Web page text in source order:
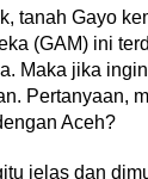
tanah Gayo
(GAM) ini
Maka jika
Pertanyaan,
Aceh?
jelas dan